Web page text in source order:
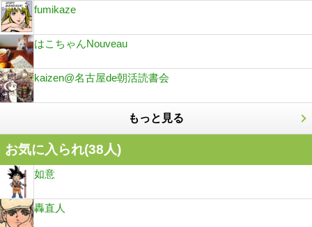
fumikaze
はこちゃんNouveau
kaizen@名古屋de朝活読書会
もっと見る
お気に入られ(38人)
如意
轟直人